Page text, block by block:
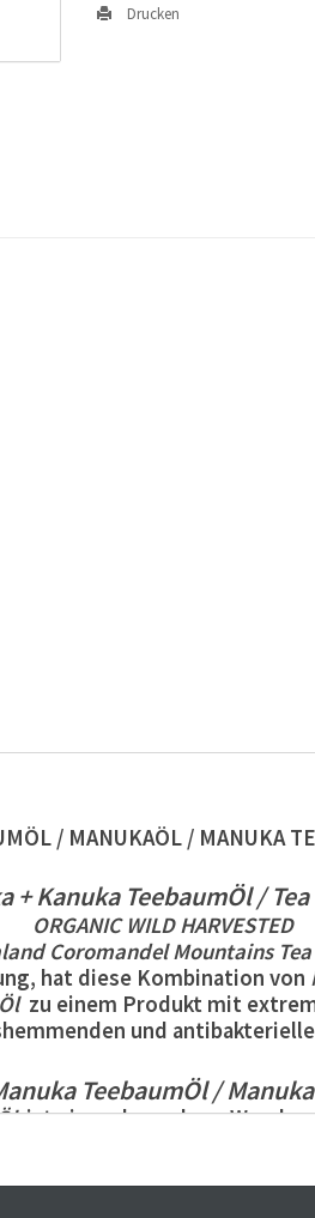
Drucken
/ MANUKAÖL / MANUKA
+ Kanuka TeebaumÖl/
ORGANIC WILD HARVESTED
Coromandel Mountains Tea
hat diese Kombination von
zu einem Produkt mit
und
TeebaumÖl /
ist eines der wahren Wunder